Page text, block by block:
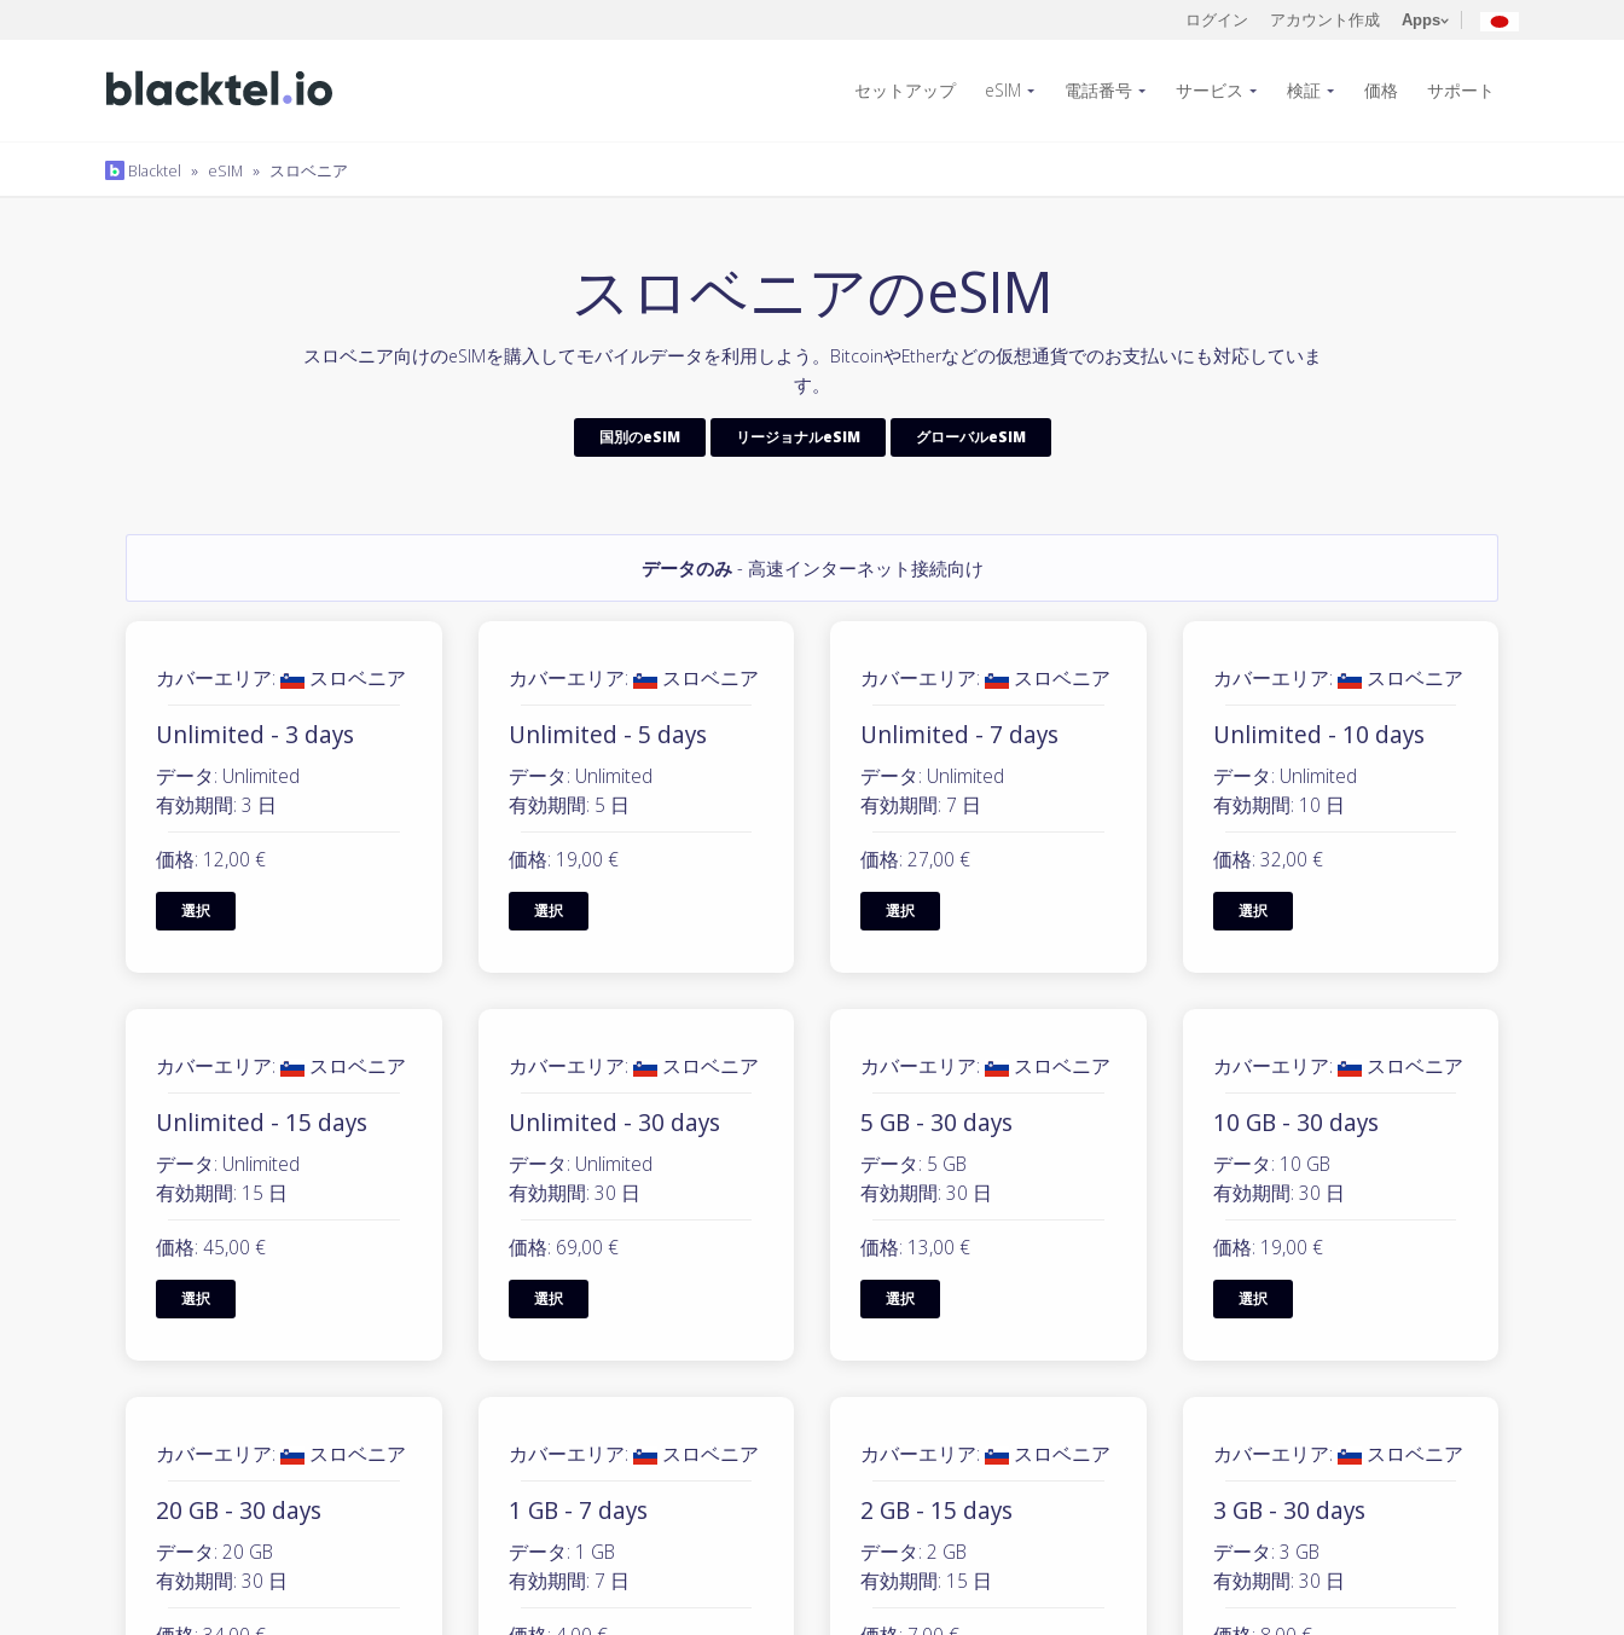
ログイン アカウント作成 Apps
セットアップ eSIM 電話番号 サービス 検証 価格 サポート
Blacktel » eSIM » スロベニア
スロベニアのeSIM
スロベニア向けのeSIMを購入してモバイルデータを利用しよう。BitcoinやEtherなどの仮想通貨でのお支払いにも対応していま
す。
国別のeSIM リージョナルeSIM グローバルeSIM
データのみ- 高速インターネット接続向け
カバーエリア: スロベニア
Unlimited - 3 days
データ: Unlimited
有効期間: 3 日
価格: 12,00 €
選択
カバーエリア: スロベニア
Unlimited - 5 days
データ: Unlimited
有効期間: 5 日
価格: 19,00 €
選択
カバーエリア: スロベニア
Unlimited - 7 days
データ: Unlimited
有効期間: 7 日
価格: 27,00 €
選択
カバーエリア: スロベニア
Unlimited - 10 days
データ: Unlimited
有効期間: 10 日
価格: 32,00 €
選択
カバーエリア: スロベニア
Unlimited - 15 days
データ: Unlimited
有効期間: 15 日
価格: 45,00 €
選択
カバーエリア: スロベニア
Unlimited - 30 days
データ: Unlimited
有効期間: 30 日
価格: 69,00 €
選択
カバーエリア: スロベニア
5 GB - 30 days
データ: 5 GB
有効期間: 30 日
価格: 13,00 €
選択
カバーエリア: スロベニア
10 GB - 30 days
データ: 10 GB
有効期間: 30 日
価格: 19,00 €
選択
カバーエリア: スロベニア
20 GB - 30 days
データ: 20 GB
有効期間: 30 日
カバーエリア: スロベニア
1 GB - 7 days
データ: 1 GB
有効期間: 7 日
カバーエリア: スロベニア
2 GB - 15 days
データ: 2 GB
有効期間: 15 日
カバーエリア: スロベニア
3 GB - 30 days
データ: 3 GB
有効期間: 30 日